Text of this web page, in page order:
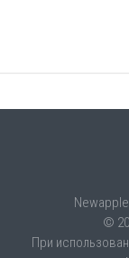
©
При